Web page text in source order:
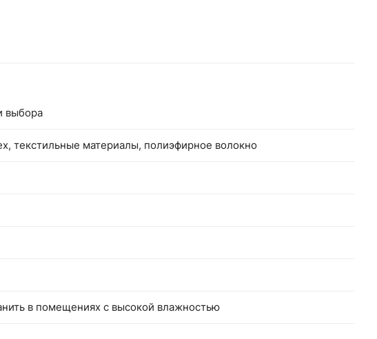
выбора
текстильные материалы, полиэфирное волокно
в помещениях с высокой влажностью